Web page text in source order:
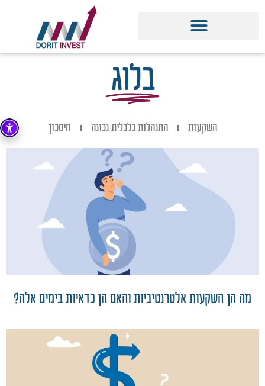
בלוג
השקעות התנהלות כלכלית נכונה חיסכון
מה הן השקעות אלטרנטיביות והאם הן כדאיות בימים אלה?